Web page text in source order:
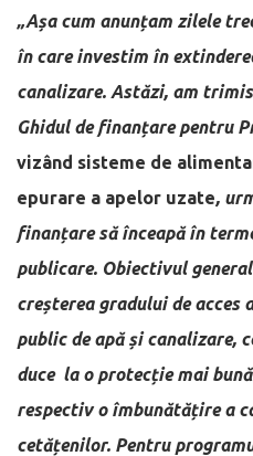
„Așa cum anunțam zilele
în care investim în
canalizare. Astăzi, am
Ghidul de finanțare pentru
vizând sisteme de
epurare a apelor uzate,
finanțare să înceapă în
publicare. Obiectivul
creșterea gradului de
public de apă și canalizare,
duce la o protecție mai
respectiv o îmbunătățire a
cetățenilor. Pentru